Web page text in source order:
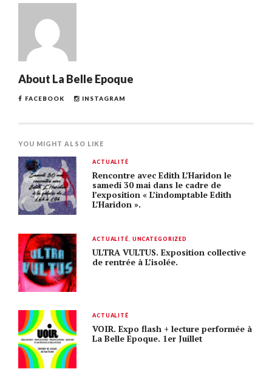
About La Belle Epoque
FACEBOOK INSTAGRAM
YOU MIGHT ALSO LIKE
ACTUALITÉ
Rencontre avec Edith L’Haridon le
samedi 30 mai dans le cadre de
l’exposition « L’indomptable Edith
L’Haridon ».
ACTUALITÉ UNCATEGORIZED
ULTRA VULTUS. Exposition collective
de rentrée à L’isolée.
ACTUALITÉ
VOIR. Expo flash + lecture performée à
La Belle Epoque. 1er Juillet